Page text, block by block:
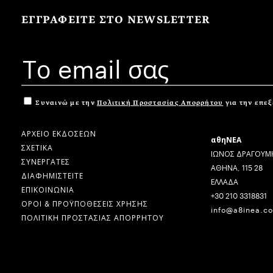
ΕΓΓΡΑΦΕΙΤΕ ΣΤΟ NEWSLETTER
Συναινώ με την Πολιτική Προστασίας Απορρήτου για την
ΑΡΧΕΙΟ ΕΚΔΟΣΕΩΝ
ΣΧΕΤΙΚΑ
ΣΥΝΕΡΓΑΤΕΣ
ΔΙΑΦΗΜΙΣΤΕΙΤΕ
ΕΠΙΚΟΙΝΩΝΙΑ
ΟΡΟΙ & ΠΡΟΫΠΟΘΕΣΕΙΣ ΧΡΗΣΗΣ
ΠΟΛΙΤΙΚΗ ΠΡΟΣΤΑΣΙΑΣ ΑΠΟΡΡΗΤΟΥ
αθηΝΕΑ
ΙΩΝΟΣ
ΑΘΗΝΑ, 115 28
ΕΛΛΑΔΑ
+30 210 3318831